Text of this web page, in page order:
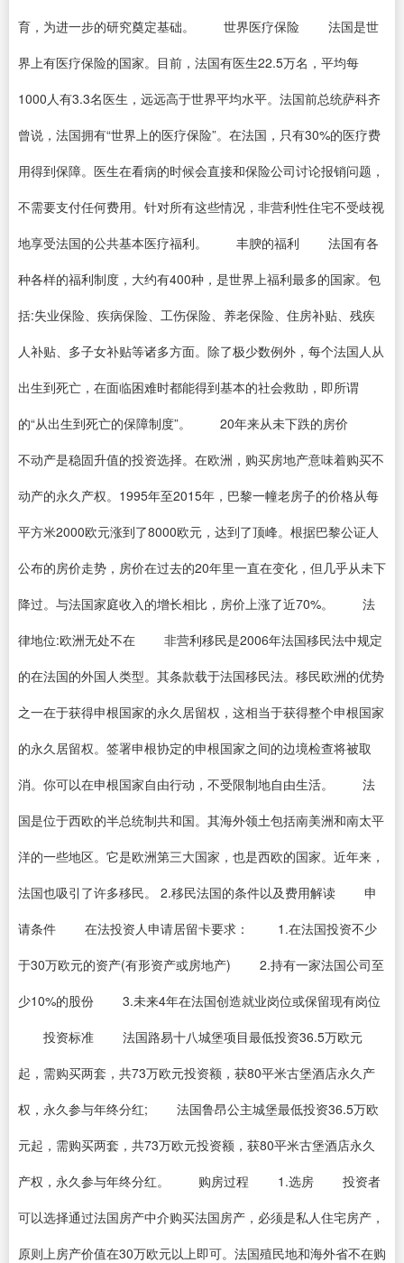
育，为进一步的研究奠定基础。 世界医疗保险 法国是世
界上有医疗保险的国家。目前，法国有医生22.5万名，平均每
1000人有3.3名医生，远远高于世界平均水平。法国前总统萨科齐
曾说，法国拥有“世界上的医疗保险”。在法国，只有30%的医疗费
用得到保障。医生在看病的时候会直接和保险公司讨论报销问题，
不需要支付任何费用。针对所有这些情况，非营利性住宅不受歧视
地享受法国的公共基本医疗福利。 丰腴的福利 法国有各
种各样的福利制度，大约有400种，是世界上福利最多的国家。包
括:失业保险、疾病保险、工伤保险、养老保险、住房补贴、残疾
人补贴、多子女补贴等诸多方面。除了极少数例外，每个法国人从
出生到死亡，在面临困难时都能得到基本的社会救助，即所谓
的“从出生到死亡的保障制度”。 20年来从未下跌的房价
不动产是稳固升值的投资选择。在欧洲，购买房地产意味着购买不
动产的永久产权。1995年至2015年，巴黎一幢老房子的价格从每
平方米2000欧元涨到了8000欧元，达到了顶峰。根据巴黎公证人
公布的房价走势，房价在过去的20年里一直在变化，但几乎从未下
降过。与法国家庭收入的增长相比，房价上涨了近70%。 法
律地位:欧洲无处不在 非营利移民是2006年法国移民法中规定
的在法国的外国人类型。其条款载于法国移民法。移民欧洲的优势
之一在于获得申根国家的永久居留权，这相当于获得整个申根国家
的永久居留权。签署申根协定的申根国家之间的边境检查将被取
消。你可以在申根国家自由行动，不受限制地自由生活。 法
国是位于西欧的半总统制共和国。其海外领土包括南美洲和南太平
洋的一些地区。它是欧洲第三大国家，也是西欧的国家。近年来，
法国也吸引了许多移民。 2.移民法国的条件以及费用解读 申
请条件 在法投资人申请居留卡要求： 1.在法国投资不少
于30万欧元的资产(有形资产或房地产) 2.持有一家法国公司至
少10%的股份 3.未来4年在法国创造就业岗位或保留现有岗位
投资标准 法国路易十八城堡项目最低投资36.5万欧元
起，需购买两套，共73万欧元投资额，获80平米古堡酒店永久产
权，永久参与年终分红; 法国鲁昂公主城堡最低投资36.5万欧
元起，需购买两套，共73万欧元投资额，获80平米古堡酒店永久
产权，永久参与年终分红。 购房过程 1.选房 投资者
可以选择通过法国房产中介购买法国房产，必须是私人住宅房产，
原则上房产价值在30万欧元以上即可。法国殖民地和海外省不在购